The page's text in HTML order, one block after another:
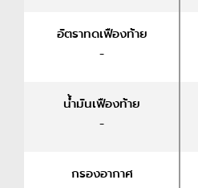
อัตราทดเฟืองท้าย
-
น้ำมันเฟืองท้าย
-
กรองอากาศ